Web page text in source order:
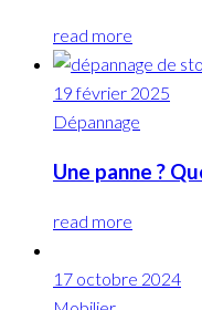
read more
19 février 2025
Dépannage
Une panne ?
read more
17 octobre 2024